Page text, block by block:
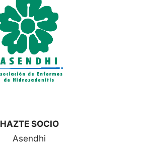
HAZTE SOCIO
Asendhi